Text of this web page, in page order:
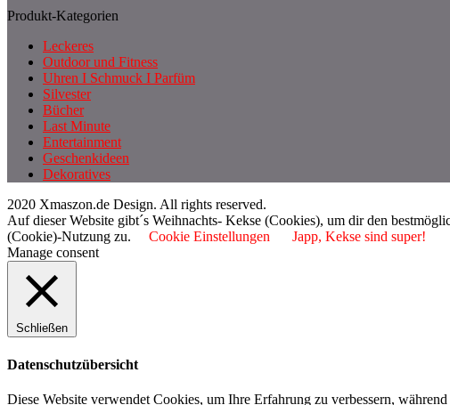
Produkt-Kategorien
Leckeres
Outdoor und Fitness
Uhren I Schmuck I Parfüm
Silvester
Bücher
Last Minute
Entertainment
Geschenkideen
Dekoratives
2020 Xmaszon.de Design. All rights reserved.
Auf dieser Website gibt´s Weihnachts- Kekse (Cookies), um dir den
(Cookie)-Nutzung zu.
Cookie Einstellungen
Japp, Kekse sind super!
Manage consent
Schließen
Datenschutzübersicht
Diese Website verwendet Cookies, um Ihre Erfahrung zu verbessern,